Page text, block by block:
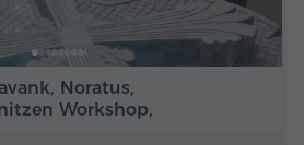
Noratus,
Workshop,